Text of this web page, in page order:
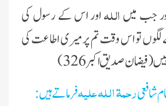
جب میںاللہاور اس کے رسول کی
لگوں تو اس وقت تم پر میری اطاعت کی
(فیضان صدیق اکبر 326)
شافعیرحمۃ اللہ علیہفرماتے ہیں :